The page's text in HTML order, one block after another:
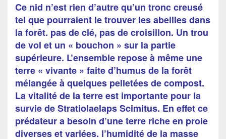
Ce nid n’est rien d’autre qu’un tronc creusé
tel que pourraient le trouver les abeilles dans
la forêt. pas de clé, pas de croisillon. Un trou
de vol et un « bouchon » sur la partie
supérieure. L’ensemble repose à même une
terre « vivante » faite d’humus de la forêt
mélangée à quelques pelletées de compost.
La vitalité de la terre est importante pour la
survie de Stratiolaelaps Scimitus. En effet ce
prédateur a besoin d’une terre riche en proie
diverses et variées. l’humidité de la masse